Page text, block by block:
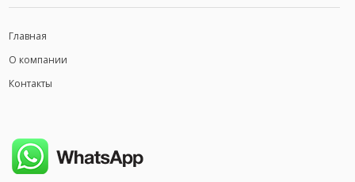
Главная
О компании
Контакты